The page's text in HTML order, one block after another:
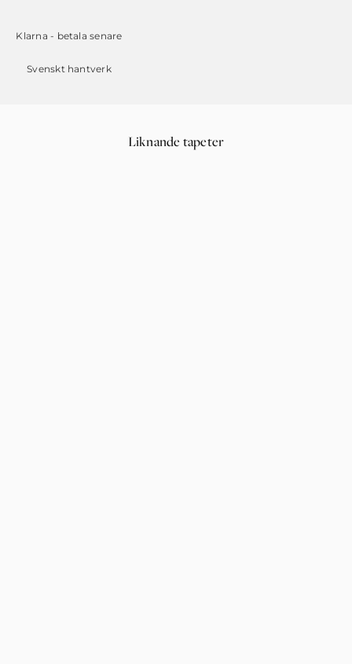
Klarna - betala senare
Svenskt hantverk
Liknande tapeter